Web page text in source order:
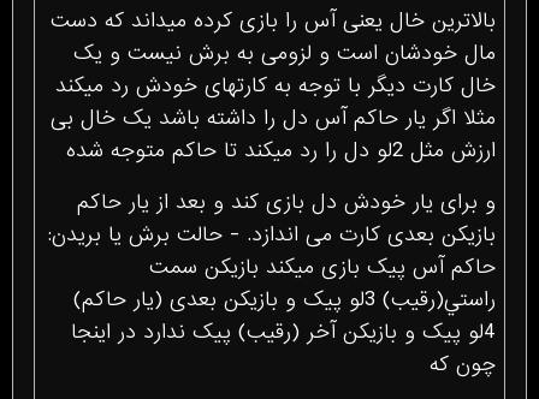
بالاترین خال یعنی آس را بازی کرده میداند که دست
مال خودشان است و لزومی به برش نیست و یک
خال کارت دیگر با توجه به کارتهای خودش رد میکند
مثلا اگر یار حاکم آس دل را داشته باشد یک خال بی
ارزش مثل 2لو دل را رد میکند تا حاکم متوجه شده
و برای یار خودش دل بازی کند و بعد از یار حاکم
بازیکن بعدی کارت می اندازد. - حالت برش یا بریدن:
حاکم آس پیک بازی میکند بازيكن سمت
راستي(رقیب) 3لو پیک و بازیکن بعدی (یار حاکم)
4لو پیک و بازیکن آخر (رقیب) پیک ندارد در اینجا
چون که